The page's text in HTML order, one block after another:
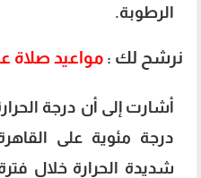
الرطوبة.
نرشح لك : مواعيد صلاة
درجة مئوية على
شديدة الحرارة خلال